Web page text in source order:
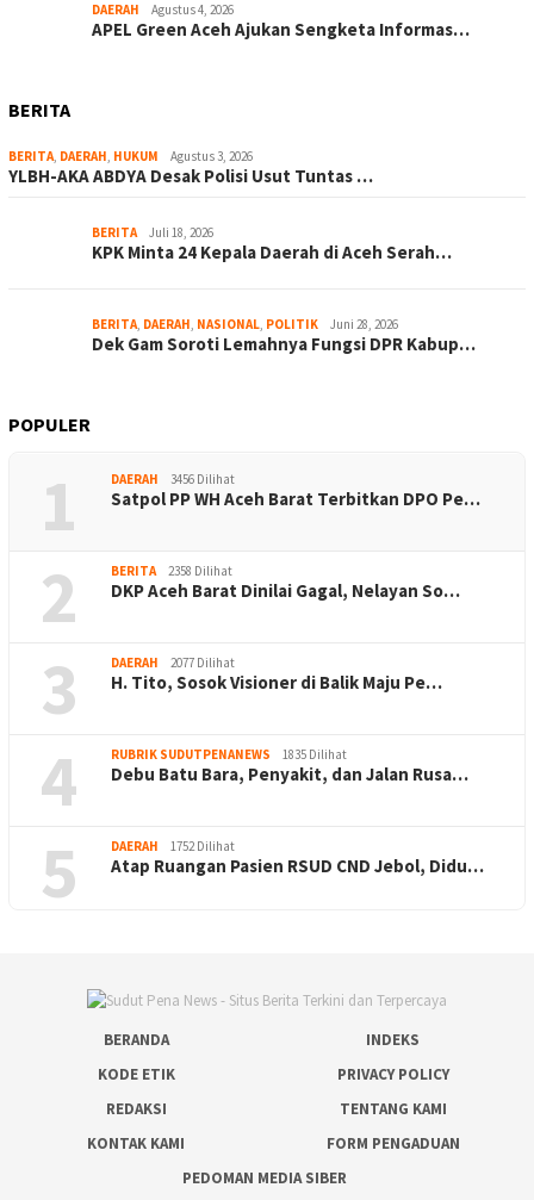
DAERAH Agustus 4, 2026
APEL Green Aceh Ajukan Sengketa Informas…
BERITA
BERITA, DAERAH, HUKUM Agustus 3, 2026
YLBH-AKA ABDYA Desak Polisi Usut Tuntas …
BERITA Juli 18, 2026
KPK Minta 24 Kepala Daerah di Aceh Serah…
BERITA, DAERAH, NASIONAL, POLITIK Juni 28, 2026
Dek Gam Soroti Lemahnya Fungsi DPR Kabup…
POPULER
1 DAERAH 3456 Dilihat
Satpol PP WH Aceh Barat Terbitkan DPO Pe…
2 BERITA 2358 Dilihat
DKP Aceh Barat Dinilai Gagal, Nelayan So…
3 DAERAH 2077 Dilihat
H. Tito, Sosok Visioner di Balik Maju Pe…
4 RUBRIK SUDUTPENANEWS 1835 Dilihat
Debu Batu Bara, Penyakit, dan Jalan Rusa…
5 DAERAH 1752 Dilihat
Atap Ruangan Pasien RSUD CND Jebol, Didu…
BERANDA
INDEKS
KODE ETIK
PRIVACY POLICY
REDAKSI
TENTANG KAMI
KONTAK KAMI
FORM PENGADUAN
PEDOMAN MEDIA SIBER